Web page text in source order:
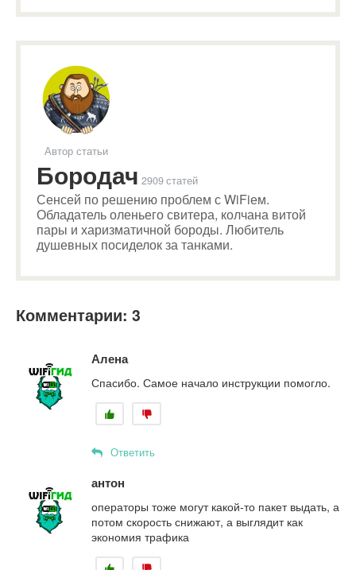
Автор статьи
Бородач 2909 статей
Сенсей по решению проблем с WiFiем.
Обладатель оленьего свитера, колчана витой
пары и харизматичной бороды. Любитель
душевных посиделок за танками.
Комментарии: 3
Алена
Спасибо. Самое начало инструкции помогло.
Ответить
антон
операторы тоже могут какой-то пакет выдать, а
потом скорость снижают, а выглядит как
экономия трафика